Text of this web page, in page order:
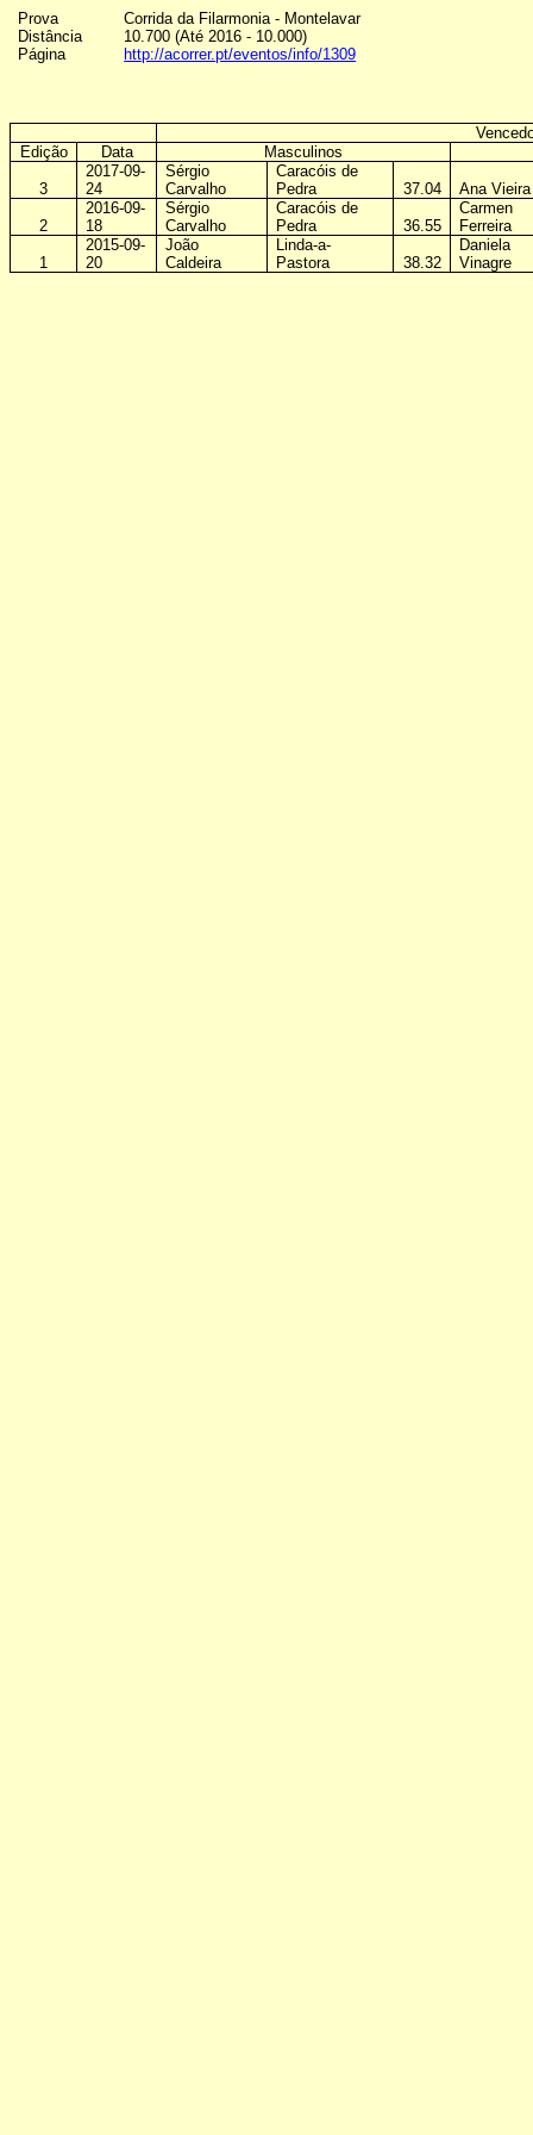
Prova Corrida da Filarmonia- Montelavar
Distância
10.700 (Até 2016 - 10.000)
Página
http://acorrer.pt/eventos/info/1309
Edição
Data Masculinos
3
2017-09-
24
Sérgio
Carvalho
Caracóis de
Pedra
37.04 Ana Vieira
2
2016-09-
18
Sérgio
Carvalho
Caracóis de
Pedra
36.55
Carmen
Ferreira
1
2015-09-
20
João
Caldeira
Linda-a-
Pastora
38.32
Daniela
Vinagre